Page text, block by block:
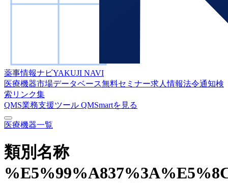
薬事情報ナビYAKUJI NAVI
医療機器市場データベース無料セミナー求人情報法令通知検
索 リンク集
QMS業務支援ツール QMSmartを見る
医療機器一覧
類別名称